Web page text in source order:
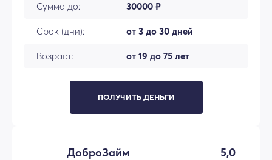
Сумма до: 30000 ₽
Срок (дни): от 3 до 30 дней
Возраст: от 19 до 75 лет
ПОЛУЧИТЬ ДЕНЬГИ
ДоброЗайм 5,0